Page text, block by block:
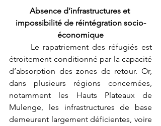
Absence d’infrastructures et
impossibilité de réintégration socio-
économique
étroitement conditionné par la capacité
d’absorption des zones de retour. Or,
dans plusieurs régions concernées,
notamment les Hauts Plateaux de
Mulenge, les infrastructures de base
demeurent largement déficientes, voire